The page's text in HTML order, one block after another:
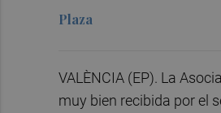
Plaza
VALÈNCIA (EP). La
muy bien recibida por el